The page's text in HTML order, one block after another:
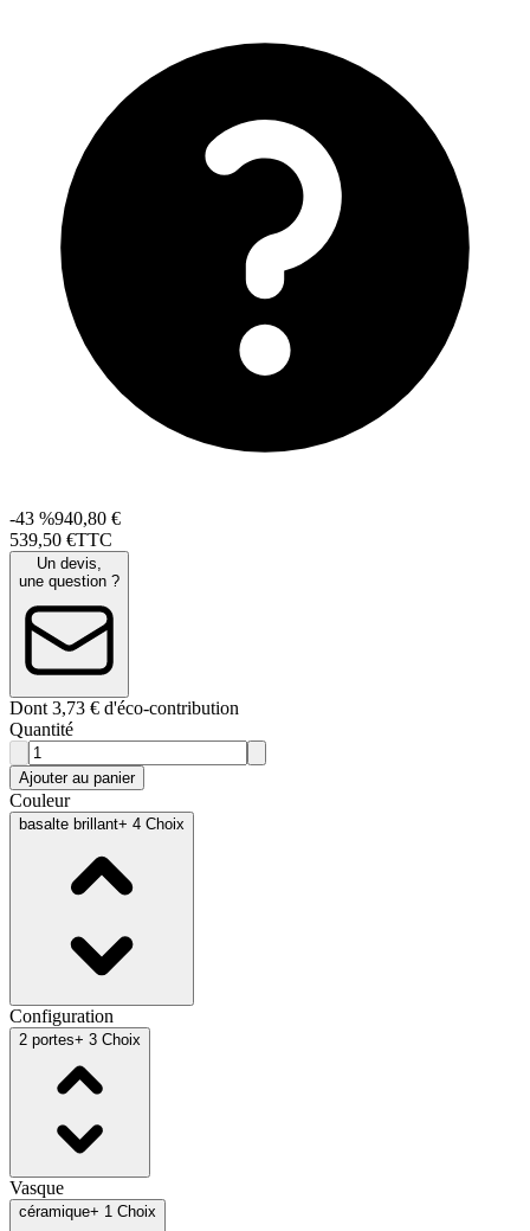
-43 %940,80 €
539,50 €TTC
Un devis,
une question ?
Dont 3,73 € d'éco-contribution
Quantité
Ajouter au panier
Couleur
basalte brillant+ 4 Choix
Configuration
2 portes+ 3 Choix
Vasque
céramique+ 1 Choix